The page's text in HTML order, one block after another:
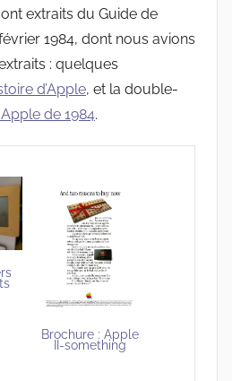
extraits du Guide de
1984, dont nous avions
: quelques
d’Apple, et la double-
de 1984.
Brochure : Apple
II-something